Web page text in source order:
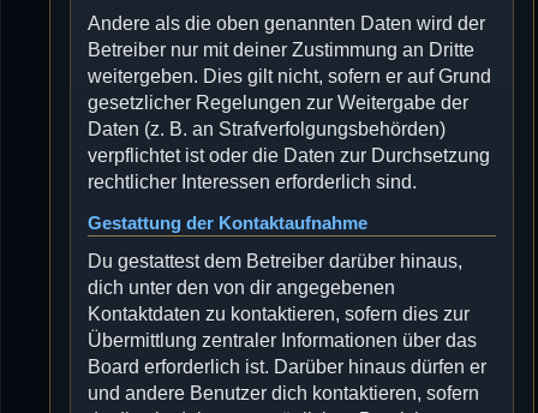
Andere als die oben genannten Daten wird der
Betreiber nur mit deiner Zustimmung an Dritte
weitergeben. Dies gilt nicht, sofern er auf Grund
gesetzlicher Regelungen zur Weitergabe der
Daten (z. B. an Strafverfolgungsbehörden)
verpflichtet ist oder die Daten zur Durchsetzung
rechtlicher Interessen erforderlich sind.
Gestattung der Kontaktaufnahme
Du gestattest dem Betreiber darüber hinaus,
dich unter den von dir angegebenen
Kontaktdaten zu kontaktieren, sofern dies zur
Übermittlung zentraler Informationen über das
Board erforderlich ist. Darüber hinaus dürfen er
und andere Benutzer dich kontaktieren, sofern